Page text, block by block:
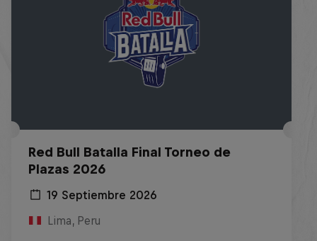
Red Bull Batalla Final Torneo de
Plazas 2026
19 Septiembre 2026
Lima, Peru